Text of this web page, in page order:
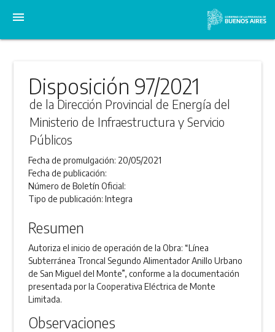
menu
Disposición 97/2021
de la Dirección Provincial de Energía del
Ministerio de Infraestructura y Servicio
Públicos
Fecha de promulgación: 20/05/2021
Fecha de publicación:
Número de Boletín Oficial:
Tipo de publicación:Integra
Resumen
Autoriza el inicio de operación de la Obra: “Línea
Subterránea Troncal Segundo Alimentador Anillo Urbano
de San Miguel del Monte”, conforme a la documentación
presentada por la Cooperativa Eléctrica de Monte
Limitada.
Observaciones